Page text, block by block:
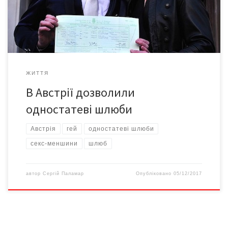
грудня, дозволив у майбутньому укладати одностатеві шлюби.
Суд обґрунтував своє рішення забороною дискримінації,
зазначеною […]
ЖИТТЯ
В Австрії дозволили
одностатеві шлюби
Австрія гей одностатеві шлюби
секс-меншини шлюб
автор Сергій Паламар Опубліковано05/12/2017